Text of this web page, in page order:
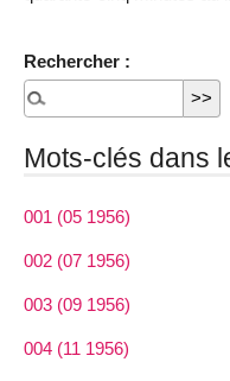
Rechercher :
Mots-clés dans
001 (05 1956)
002 (07 1956)
003 (09 1956)
004 (11 1956)